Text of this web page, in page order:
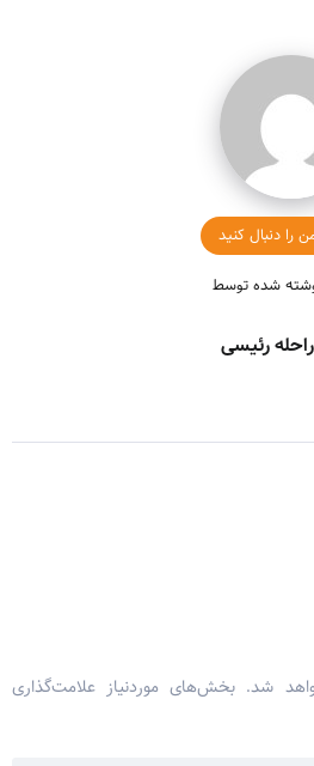
را دنبال کنید
شده توسط
راحله رئیسی
شد. بخش‌های موردنیاز علامت‌گذاری